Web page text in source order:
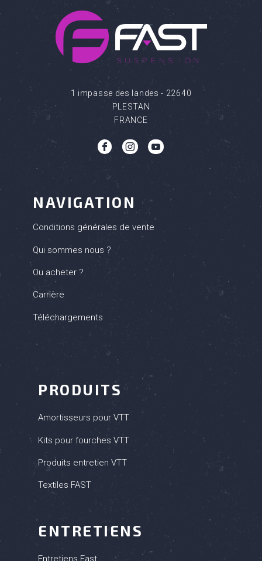
1 impasse des landes - 22640
PLESTAN
FRANCE
b c q
NAVIGATION
Conditions générales de vente
Qui sommes nous ?
Ou acheter ?
Carrière
Téléchargements
PRODUITS
Amortisseurs pour VTT
Kits pour fourches VTT
Produits entretien VTT
Textiles FAST
ENTRETIENS
Entretiens Fast